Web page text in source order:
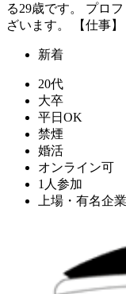
る29歳です。 プロ
ざいます。 【仕事】
新着
20代
大卒
平日OK
禁煙
婚活
オンライン可
1人参加
上場・有名企業